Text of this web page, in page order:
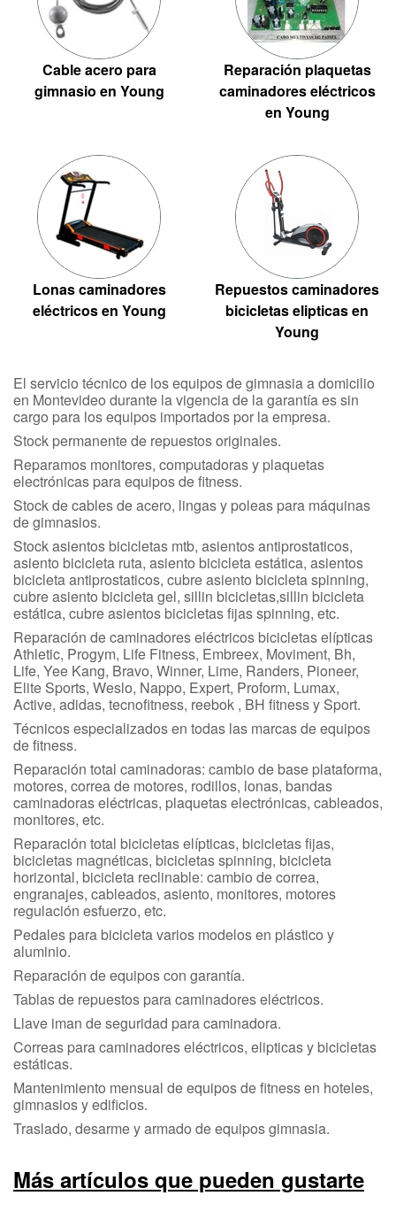
Cable acero para
gimnasio en Young
Reparación plaquetas
caminadores eléctricos
en Young
Lonas caminadores
eléctricos en Young
Repuestos caminadores
bicicletas elipticas en
Young
El servicio técnico de los equipos de gimnasia a domicilio
en Montevideo durante la vigencia de la garantía es sin
cargo para los equipos importados por la empresa.
Stock permanente de repuestos originales.
Reparamos monitores, computadoras y plaquetas
electrónicas para equipos de fitness.
Stock de cables de acero, lingas y poleas para máquinas
de gimnasios.
Stock asientos bicicletas mtb, asientos antiprostaticos,
asiento bicicleta ruta, asiento bicicleta estática, asientos
bicicleta antiprostaticos, cubre asiento bicicleta spinning,
cubre asiento bicicleta gel, sillin bicicletas,sillin bicicleta
estática, cubre asientos bicicletas fijas spinning, etc.
Reparación de caminadores eléctricos bicicletas elípticas
Athletic, Progym, Life Fitness, Embreex, Moviment, Bh,
Life, Yee Kang, Bravo, Winner, Lime, Randers, Pioneer,
Elite Sports, Weslo, Nappo, Expert, Proform, Lumax,
Active, adidas, tecnofitness, reebok , BH fitness y Sport.
Técnicos especializados en todas las marcas de equipos
de fitness.
Reparación total caminadoras: cambio de base plataforma,
motores, correa de motores, rodillos, lonas, bandas
caminadoras eléctricas, plaquetas electrónicas, cableados,
monitores, etc.
Reparación total bicicletas elípticas, bicicletas fijas,
bicicletas magnéticas, bicicletas spinning, bicicleta
horizontal, bicicleta reclinable: cambio de correa,
engranajes, cableados, asiento, monitores, motores
regulación esfuerzo, etc.
Pedales para bicicleta varios modelos en plástico y
aluminio.
Reparación de equipos con garantía.
Tablas de repuestos para caminadores eléctricos.
Llave iman de seguridad para caminadora.
Correas para caminadores eléctricos, elipticas y bicicletas
estáticas.
Mantenimiento mensual de equipos de fitness en hoteles,
gimnasios y edificios.
Traslado, desarme y armado de equipos gimnasia.
Más artículos que pueden gustarte